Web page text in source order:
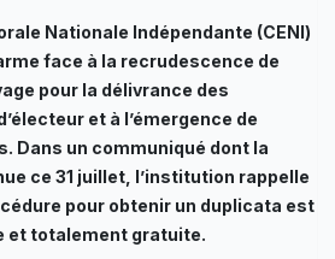
Nationale Indépendante (CENI)
face à la recrudescence de
pour la délivrance des
et à l’émergence de
Dans un communiqué dont la
ce 31 juillet, l’institution rappelle
pour obtenir un duplicata est
et totalement gratuite.